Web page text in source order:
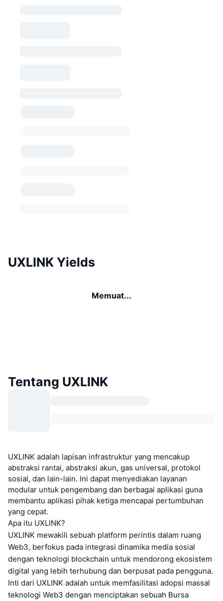
UXLINK Yields
Memuat...
Tentang UXLINK
UXLINK adalah lapisan infrastruktur yang mencakup
abstraksi rantai, abstraksi akun, gas universal, protokol
sosial, dan lain-lain. Ini dapat menyediakan layanan
modular untuk pengembang dan berbagai aplikasi guna
membantu aplikasi pihak ketiga mencapai pertumbuhan
yang cepat.
Apa itu UXLINK?
UXLINK mewakili sebuah platform perintis dalam ruang
Web3, berfokus pada integrasi dinamika media sosial
dengan teknologi blockchain untuk mendorong ekosistem
digital yang lebih terhubung dan berpusat pada pengguna.
Inti dari UXLINK adalah untuk memfasilitasi adopsi massal
teknologi Web3 dengan menciptakan sebuah Bursa